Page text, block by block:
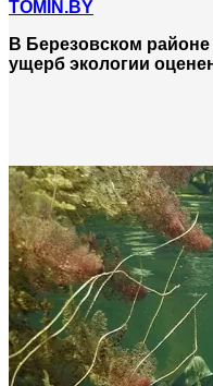
TOMIN.BY
В Березовском
ущерб экологии